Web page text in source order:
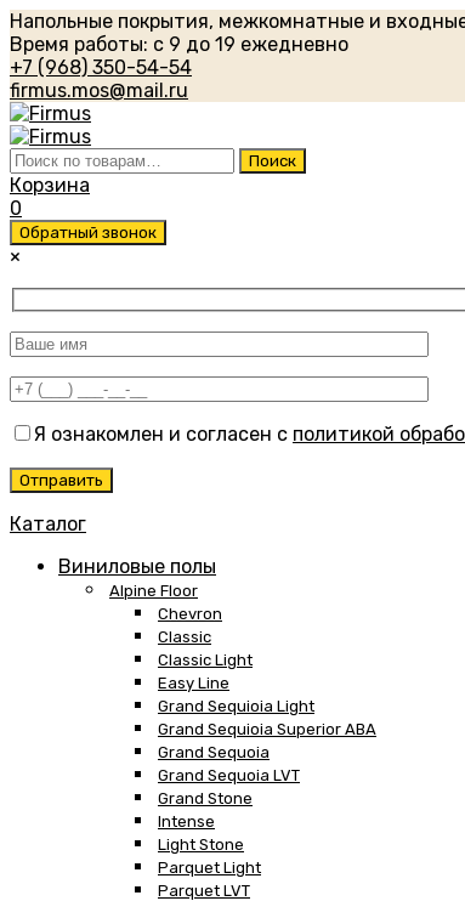
Напольные покрытия, межкомнатные и
Время работы: с 9 до 19 ежедневно
+7 (968) 350-54-54
firmus.mos@mail.ru
Искать: Поиск
Корзина
0
Обратный звонок
×
Я ознакомлен и согласен с политикой
Каталог
Виниловые полы
Alpine Floor
Chevron
Classic
Classic Light
Easy Line
Grand Sequioia Light
Grand Sequioia Superior ABA
Grand Sequoia
Grand Sequoia LVT
Grand Stone
Intense
Light Stone
Parquet Light
Parquet LVT